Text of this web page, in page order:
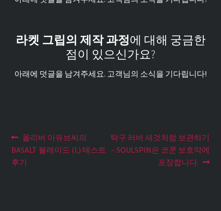
라켓 그립의 제작 과정에 대해 궁금한
점이 있으신가요?
아래에 덧글을 남겨주세요. 고객님의 소식을 기다립니다!
Post
navigation
Previous
post:
올리버 아유브씨의
BASALT 블레이드 (L) 테스트
후기
Next
post:
탁구 러버 새것처럼 보관하기
– SOULSPIN은 코쿤 보호막에
포장합니다.